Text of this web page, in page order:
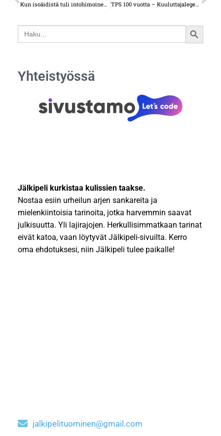
Kun isoäidistä tuli intohimoinen jalkapallon ystävä TPS 100 vuotta – Kuuluttajalegenda Aulis Virtanen ei ole edes harkinnut lopettamista
Search
for:
SEARCH
Yhteistyössä
Jälkipeli kurkistaa kulissien taakse.
Nostaa esiin urheilun arjen sankareita ja
mielenkiintoisia tarinoita, jotka harvemmin saavat
julkisuutta. Yli lajirajojen. Herkullisimmatkaan tarinat
eivät katoa, vaan löytyvät Jälkipeli-sivuilta. Kerro
oma ehdotuksesi, niin Jälkipeli tulee paikalle!
jalkipelituominen@gmail.com